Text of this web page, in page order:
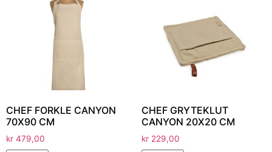
CHEF FORKLE CANYON
70X90 CM
kr 479,00
CHEF GRYTEKLUT
CANYON 20X20 CM
kr229,00